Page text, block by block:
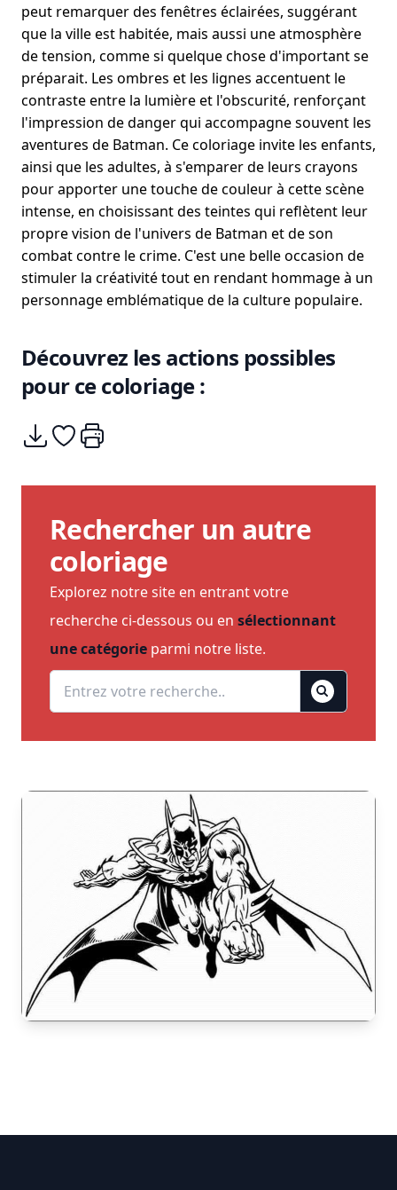
peut remarquer des fenêtres éclairées, suggérant
que la ville est habitée, mais aussi une atmosphère
de tension, comme si quelque chose d'important se
préparait. Les ombres et les lignes accentuent le
contraste entre la lumière et l'obscurité, renforçant
l'impression de danger qui accompagne souvent les
aventures de Batman. Ce coloriage invite les enfants,
ainsi que les adultes, à s'emparer de leurs crayons
pour apporter une touche de couleur à cette scène
intense, en choisissant des teintes qui reflètent leur
propre vision de l'univers de Batman et de son
combat contre le crime. C'est une belle occasion de
stimuler la créativité tout en rendant hommage à un
personnage emblématique de la culture populaire.
Découvrez les actions possibles
pour ce coloriage :
Télécharger
Ajouter à mes coups de coeurs
Imprimer
Rechercher un autre
coloriage
Explorez notre site en entrant votre
recherche ci-dessous ou en sélectionnant
une catégorie parmi notre liste.